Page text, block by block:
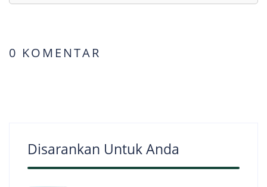
0 KOMENTAR
Disarankan Untuk Anda